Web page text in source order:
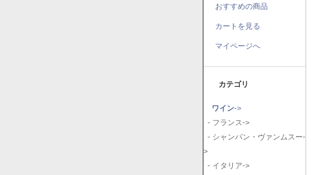
おすすめの商品
カートを見る
マイページへ
カテゴリ
ワイン->
- フランス->
- シャンパン・ヴァンムスー-
>
- イタリア->